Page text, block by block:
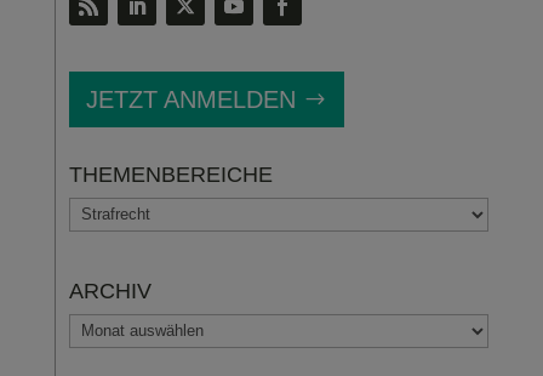
JETZT ANMELDEN
THEMENBEREICHE
THEMENBEREICHE
ARCHIV
ARCHIV